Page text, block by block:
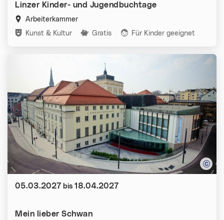
Linzer Kinder- und Jugendbuchtage
Arbeiterkammer
Kategorien:
Kunst & Kultur Gratis Für Kinder geeignet
Mein lieber Schwan
Datum:
05.03.2027 bis 18.04.2027